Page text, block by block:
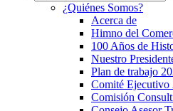
¿Quiénes Somos?
Acerca de
Himno del
100 Años de
Nuestro
Plan de trabajo
Comité Ejecutivo
Comisión